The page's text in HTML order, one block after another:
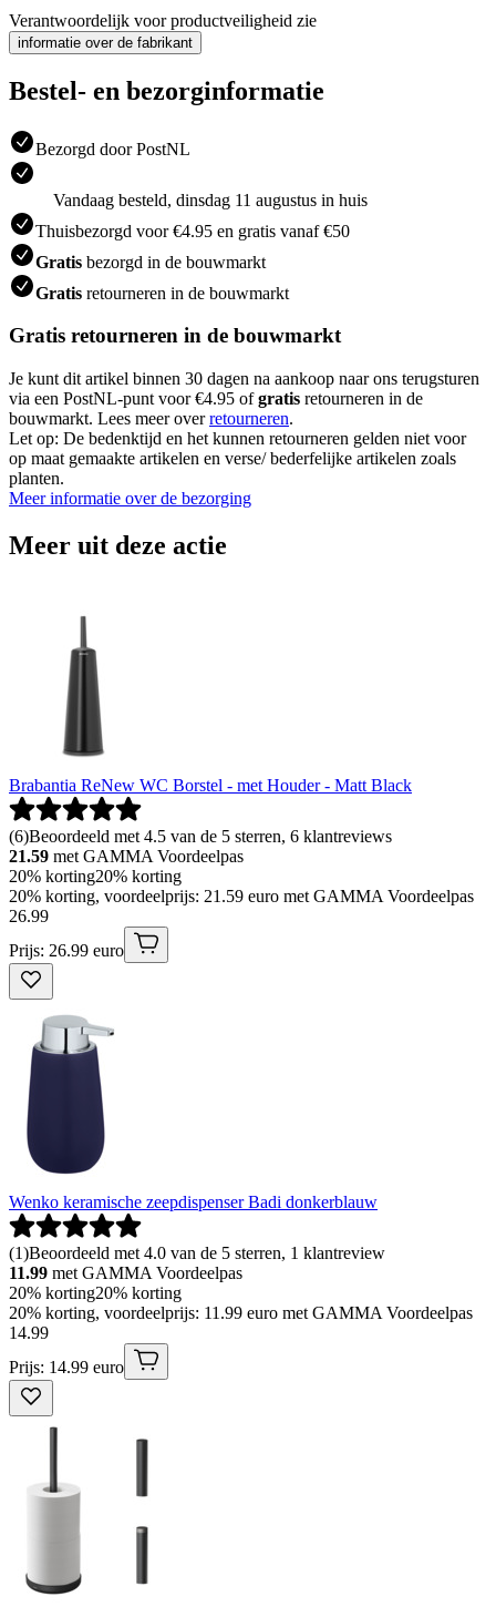
Verantwoordelijk voor productveiligheid zie
informatie over de fabrikant
Bestel- en bezorginformatie
Bezorgd door PostNL
Vandaag besteld, dinsdag 11 augustus in huis
Thuisbezorgd voor €4.95 en gratis vanaf €50
Gratis bezorgd in de bouwmarkt
Gratis retourneren in de bouwmarkt
Gratis retourneren in de bouwmarkt
Je kunt dit artikel binnen 30 dagen na aankoop naar ons terugsturen
via een PostNL-punt voor €4.95 ofgratis retourneren in de
bouwmarkt. Lees meer overretourneren.
Let op: De bedenktijd en het kunnen retourneren gelden niet voor
op maat gemaakte artikelen en verse/ bederfelijke artikelen zoals
planten.
Meer informatie over de bezorging
Meer uit deze actie
Brabantia ReNew WC Borstel - met Houder - Matt Black
(6)Beoordeeld met 4.5 van de 5 sterren, 6 klantreviews
21.59 met GAMMA Voordeelpas
20% korting20% korting
20% korting, voordeelprijs: 21.59 euro met GAMMA Voordeelpas
26.99
Prijs: 26.99 euro
Wenko keramische zeepdispenser Badi donkerblauw
(1)Beoordeeld met 4.0 van de 5 sterren, 1 klantreview
11.99 met GAMMA Voordeelpas
20% korting20% korting
20% korting, voordeelprijs: 11.99 euro met GAMMA Voordeelpas
14.99
Prijs: 14.99 euro